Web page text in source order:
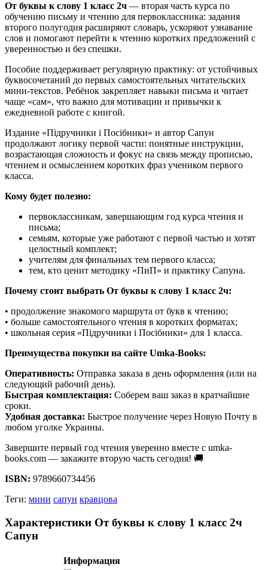
От буквы к слову 1 класс 2ч — вторая часть курса по
обучению письму и чтению для первоклассника: задания
второго полугодия расширяют словарь, ускоряют узнавание
слов и помогают перейти к чтению коротких предложений с
уверенностью и без спешки.
Пособие поддерживает регулярную практику: от устойчивых
буквосочетаний до первых самостоятельных читательских
мини-текстов. Ребёнок закрепляет навыки письма и читает
чаще «сам», что важно для мотивации и привычки к
ежедневной работе с книгой.
Издание «Підручники і Посібники» и автор Сапун
продолжают логику первой части: понятные инструкции,
возрастающая сложность и фокус на связь между прописью,
чтением и осмыслением коротких фраз учеником первого
класса.
Кому будет полезно:
первоклассникам, завершающим год курса чтения и
письма;
семьям, которые уже работают с первой частью и хотят
целостный комплект;
учителям для финальных тем первого класса;
тем, кто ценит методику «ПиП» и практику Сапуна.
Почему стоит выбрать От буквы к слову 1 класс 2ч:
• продолжение знакомого маршрута от букв к чтению;
• больше самостоятельного чтения в коротких форматах;
• школьная серия «Підручники і Посібники» для 1 класса.
Преимущества покупки на сайте Umka-Books:
Оперативность: Отправка заказа в день оформления (или на
следующий рабочий день).
Быстрая комплектация: Соберем ваш заказ в кратчайшие
сроки.
Удобная доставка: Быстрое получение через Новую Почту в
любом уголке Украины.
Завершите первый год чтения уверенно вместе с umka-
books.com — закажите вторую часть сегодня! 🚚
ISBN: 9789660734456
Теги: мини сапун кравцова
Характеристики От буквы к слову 1 класс 2ч
Сапун
Информация